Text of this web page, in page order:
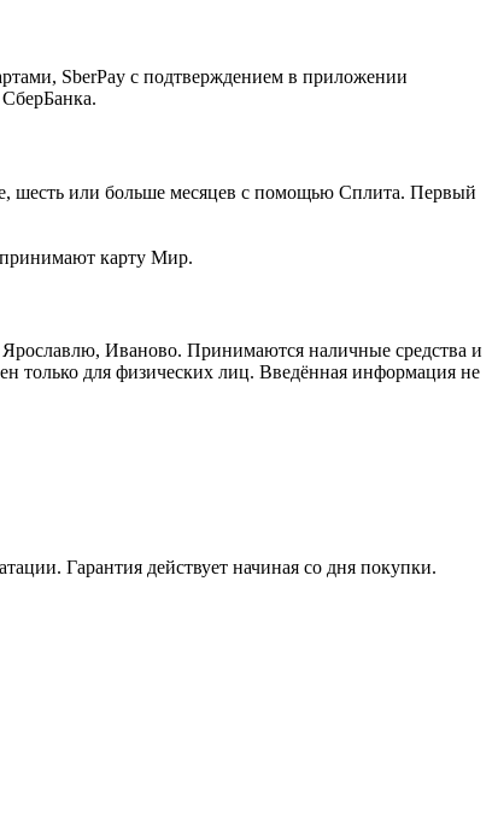
SberPay с подтверждением в приложении
шесть или больше месяцев с помощью Сплита. Первый
принимают карту Мир.
Иваново. Принимаются наличные средства и
только для физических лиц. Введённая информация не
Гарантия действует начиная со дня покупки.